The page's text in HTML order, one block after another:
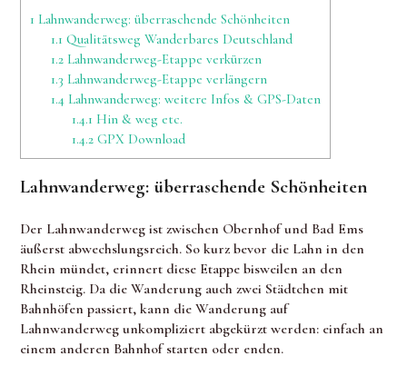
1 Lahnwanderweg: überraschende Schönheiten
1.1 Qualitätsweg Wanderbares Deutschland
1.2 Lahnwanderweg-Etappe verkürzen
1.3 Lahnwanderweg-Etappe verlängern
1.4 Lahnwanderweg: weitere Infos & GPS-Daten
1.4.1 Hin & weg etc.
1.4.2 GPX Download
Lahnwanderweg: überraschende Schönheiten
Der Lahnwanderweg ist zwischen Obernhof und Bad Ems
äußerst abwechslungsreich. So kurz bevor die Lahn in den
Rhein mündet, erinnert diese Etappe bisweilen an den
Rheinsteig. Da die Wanderung auch zwei Städtchen mit
Bahnhöfen passiert, kann die Wanderung auf
Lahnwanderweg unkompliziert abgekürzt werden: einfach an
einem anderen Bahnhof starten oder enden.